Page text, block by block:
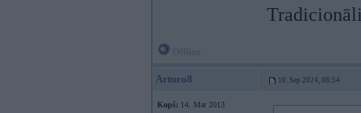
Arturo8 10. Sep 2024, 08:54
Kopš: 14. Mar 2013